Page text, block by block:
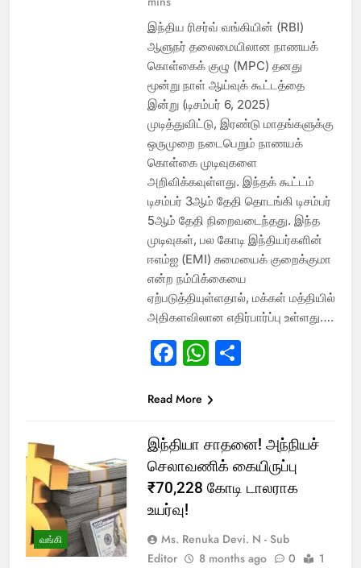
இந்திய ரிசர்வ் வங்கியின் (RBI)
ஆளுநர் தலைமையிலான நாணயக்
கொள்கைக் குழு (MPC) தனது
மூன்று நாள் ஆய்வுக் கூட்டத்தை
இன்று (டிசம்பர் 6, 2025)
முடித்துவிட்டு, இரண்டு மாதங்களுக்கு
ஒருமுறை நடைபெறும் நாணயக்
கொள்கை முடிவுகளை
அறிவிக்கவுள்ளது. இந்தக் கூட்டம்
டிசம்பர் 3ஆம் தேதி தொடங்கி டிசம்பர்
5ஆம் தேதி நிறைவடைந்தது. இந்த
முடிவுகள், பல கோடி இந்தியர்களின்
ஈஎம்ஐ (EMI) சுமையைக் குறைக்குமா
என்ற நம்பிக்கையை
ஏற்படுத்தியுள்ளதால், மக்கள் மத்தியில்
அதிகளவிலான எதிர்பார்ப்பு உள்ளது….
Facebook
WhatsApp
Share
Read More
வங்கி
இந்தியா சாதனை! அந்நியச்
செலாவணிக் கையிருப்பு
₹70,228 கோடி டாலராக
உயர்வு!
Ms. Renuka Devi. N - Sub
Editor
8 months ago 0 1